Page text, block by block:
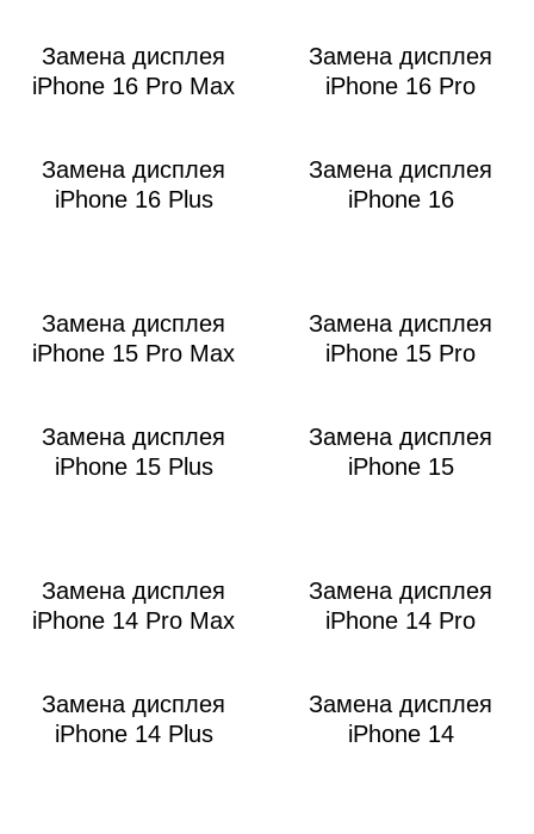
Замена дисплея
iPhone 16 Pro Max
Замена дисплея
iPhone 16 Pro
Замена дисплея
iPhone 16 Plus
Замена дисплея
iPhone 16
Замена дисплея
iPhone 15 Pro Max
Замена дисплея
iPhone 15 Pro
Замена дисплея
iPhone 15 Plus
Замена дисплея
iPhone 15
Замена дисплея
iPhone 14 Pro Max
Замена дисплея
iPhone 14 Pro
Замена дисплея
iPhone 14 Plus
Замена дисплея
iPhone 14